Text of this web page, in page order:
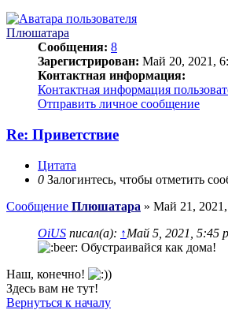
Плюшатара
Сообщения: 8
Зарегистрирован: Май 20, 2021,
Контактная информация:
Контактная информация
Отправить личное сообщение
Re: Приветствие
Цитата
0 Залогинтесь, чтобы отметить
Сообщение Плюшатара » Май 21, 2021,
OiUS писал(а): ↑Май 5, 2021, 5:45
Обустраивайся как дома!
Наш, конечно!
)
Здесь вам не тут!
Вернуться к началу